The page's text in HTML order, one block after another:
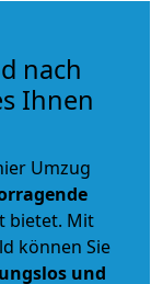
nach
Ihnen
Umzug
bietet. Mit
können Sie
und